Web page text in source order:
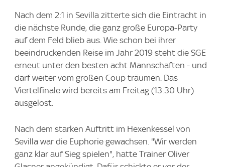
Nach dem 2:1 in Sevilla zitterte sich die Eintracht in
die nächste Runde, die ganz große Europa-Party
auf dem Feld blieb aus. Wie schon bei ihrer
beeindruckenden Reise im Jahr 2019 steht die SGE
erneut unter den besten acht Mannschaften - und
darf weiter vom großen Coup träumen. Das
Viertelfinale wird bereits am Freitag (13:30 Uhr)
ausgelost.
Nach dem starken Auftritt im Hexenkessel von
Sevilla war die Euphorie gewachsen. "Wir werden
ganz klar auf Sieg spielen", hatte Trainer Oliver